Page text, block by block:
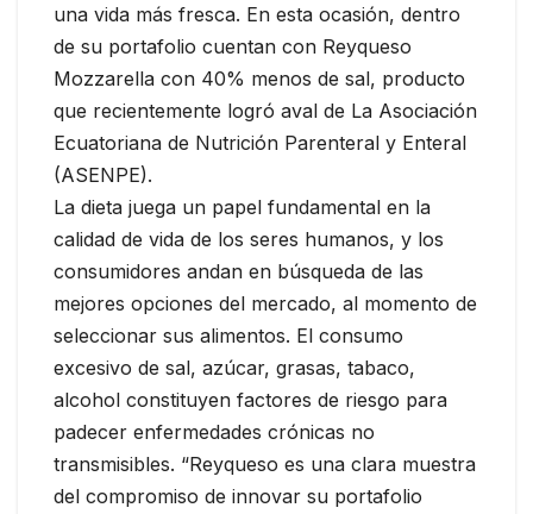
una vida más fresca. En esta ocasión, dentro
de su portafolio cuentan con Reyqueso
Mozzarella con 40% menos de sal, producto
que recientemente logró aval de La Asociación
Ecuatoriana de Nutrición Parenteral y Enteral
(ASENPE).
La dieta juega un papel fundamental en la
calidad de vida de los seres humanos, y los
consumidores andan en búsqueda de las
mejores opciones del mercado, al momento de
seleccionar sus alimentos. El consumo
excesivo de sal, azúcar, grasas, tabaco,
alcohol constituyen factores de riesgo para
padecer enfermedades crónicas no
transmisibles. “Reyqueso es una clara muestra
del compromiso de innovar su portafolio